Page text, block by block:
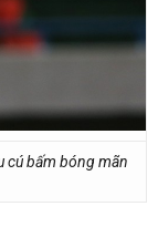
cú bấm bóng mãn